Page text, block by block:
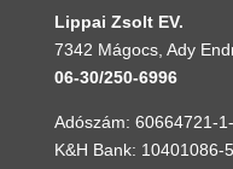
Lippai Zsolt EV.
7342 Mágocs, Ady
06-30/250-6996
Adószám: 60664721-
K&H Bank: